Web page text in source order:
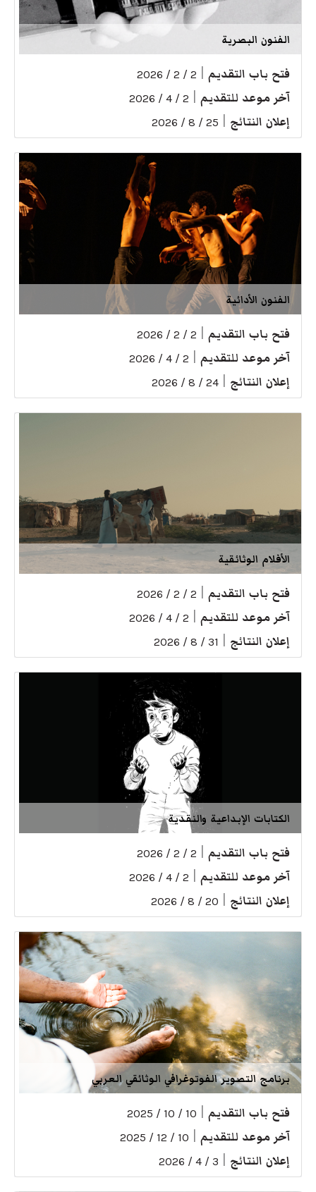
الفنون البصرية
فتح باب التقديم 2 / 2 / 2026
آخر موعد للتقديم 2 / 4 / 2026
إعلان النتائج 25 / 8 / 2026
الفنون الأدائية
فتح باب التقديم 2 / 2 / 2026
آخر موعد للتقديم 2 / 4 / 2026
إعلان النتائج 24 / 8 / 2026
الأفلام الوثائقية
فتح باب التقديم 2 / 2 / 2026
آخر موعد للتقديم 2 / 4 / 2026
إعلان النتائج 31 / 8 / 2026
الكتابات الإبداعية والنقدية
فتح باب التقديم 2 / 2 / 2026
آخر موعد للتقديم 2 / 4 / 2026
إعلان النتائج 20 / 8 / 2026
برنامج التصوير الفوتوغرافي الوثائقي العربي
فتح باب التقديم 10 / 10 / 2025
آخر موعد للتقديم 10 / 12 / 2025
إعلان النتائج 3 / 4 / 2026